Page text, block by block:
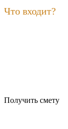
Что входит?
Получить смету